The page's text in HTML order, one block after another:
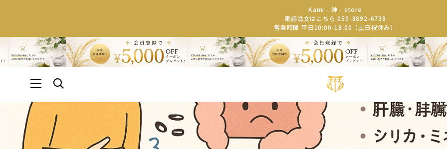
Kami - 神 - store
電話注文はこちら 050-8892-6738
営業時間 平日10:00-18:00（土日祝休み）